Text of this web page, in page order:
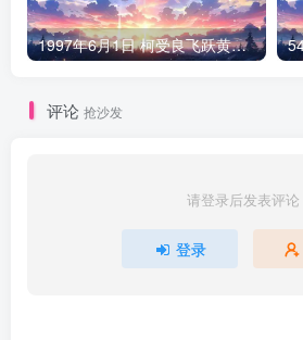
1997年6月1日 柯受良飞跃黄河现场
评论 抢沙发
请登录后发表评论
登录